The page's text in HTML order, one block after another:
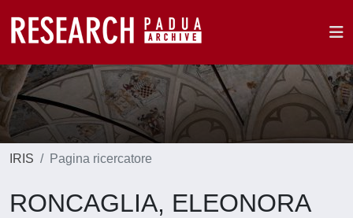
IRIS Pagina ricercatore
RONCAGLIA, ELEONORA